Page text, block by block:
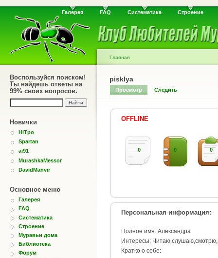
Галерея FAQ Систематика Строение
Воспользуйся поиском!
Ты найдешь ответы на
99% своих вопросов.
Новички
HiTpo
Spartan
ai91
MurashkaMessor
DavidManvir
Основное меню
Галерея
FAQ
Систематика
Строение
Муравьи дома
Библиотека
Форум
Главная
pisklya
Просмотр Следить
OFFLINE
0 0 0
Персональная информация:
Полное имя: Александра
Интересы:
Кратко о себе: